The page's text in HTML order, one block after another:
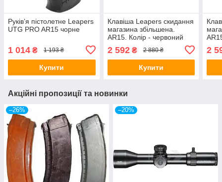
Руків’я пістолетне Leapers
UTG PRO AR15 чорне
1 014 ₴ 1 193 ₴
Купити
Клавіша Leapers скидання
магазина збільшена.
AR15. Колір - червоний
2 592₴ 2 880 ₴
Купити
2
Акційні пропозиції та новинки
–26% –20%